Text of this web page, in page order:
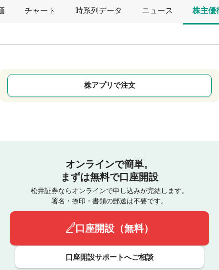
チャート 時系列データ ニュース 株主優
株アプリで注文
オンラインで簡単。
まずは無料で口座開設
松井証券ならオンラインで申し込みが完結します。
署名・捺印・書類の郵送は不要です。
口座開設（無料）
口座開設サポートへご相談